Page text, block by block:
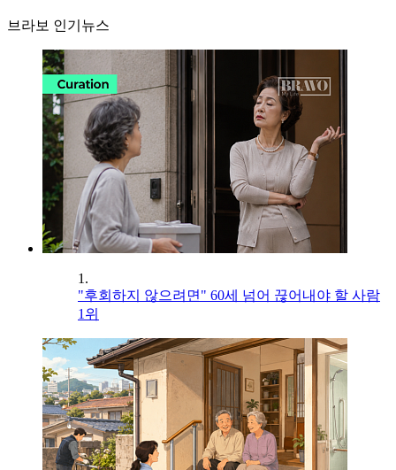
브라보 인기뉴스
1.
"후회하지 않으려면" 60세 넘어 끊어내야 할 사람
1위